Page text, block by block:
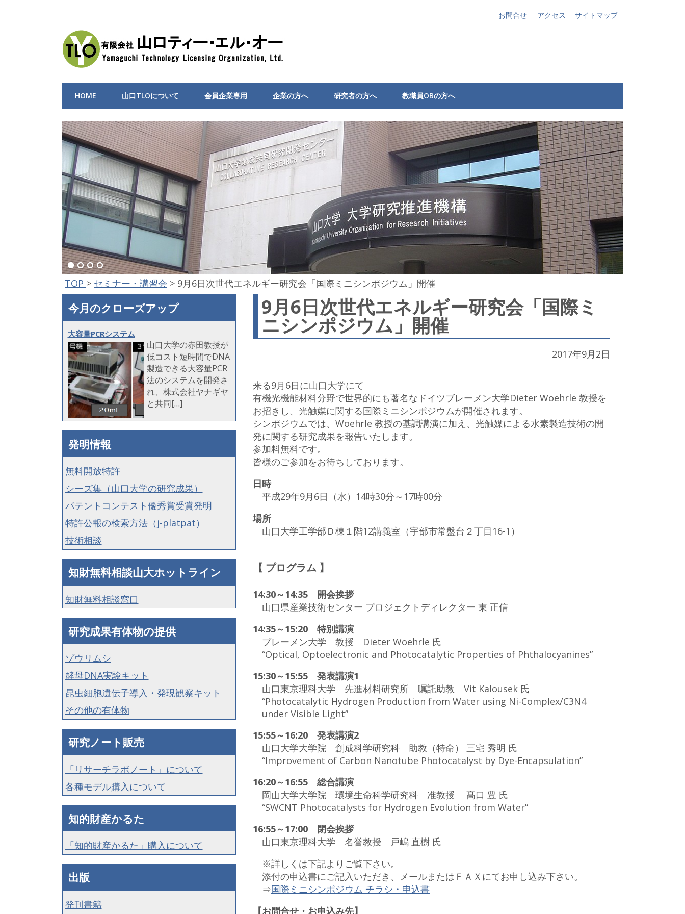
サイトマップ
アクセス
お問合せ
HOME 山口TLOについて 会員企業専用 企業の方へ 研究者の方へ 教職員OBの方へ
TOP > セミナー・講習会 > 9月6日次世代エネルギー研究会「国際ミニシンポジウム」開催
9月6日次世代エネルギー研究会「国際ミ
ニシンポジウム」開催
2017年9月2日
来る9月6日に山口大学にて
有機光機能材料分野で世界的にも著名なドイツブレーメン大学Dieter Woehrle 教授を
お招きし、光触媒に関する国際ミニシンポジウムが開催されます。
シンポジウムでは、Woehrle 教授の基調講演に加え、光触媒による水素製造技術の開
発に関する研究成果を報告いたします。
参加料無料です。
皆様のご参加をお待ちしております。
日時
平成29年9月6日（水）14時30分～17時00分
場所
山口大学工学部Ｄ棟１階12講義室（宇部市常盤台２丁目16-1）
【 プログラム 】
14:30～14:35 開会挨拶
山口県産業技術センター プロジェクトディレクター 東 正信
14:35～15:20 特別講演
ブレーメン大学 教授 Dieter Woehrle 氏
“Optical, Optoelectronic and Photocatalytic Properties of Phthalocyanines”
15:30～15:55 発表講演1
山口東京理科大学 先進材料研究所 嘱託助教 Vit Kalousek 氏
“Photocatalytic Hydrogen Production from Water using Ni-Complex/C3N4
under Visible Light”
15:55～16:20 発表講演2
山口大学大学院 創成科学研究科 助教（特命） 三宅 秀明 氏
“Improvement of Carbon Nanotube Photocatalyst by Dye-Encapsulation”
16:20～16:55 総合講演
岡山大学大学院 環境生命科学研究科 准教授 髙口 豊 氏
“SWCNT Photocatalysts for Hydrogen Evolution from Water”
16:55～17:00 閉会挨拶
山口東京理科大学 名誉教授 戸嶋 直樹 氏
※詳しくは下記よりご覧下さい。
添付の申込書にご記入いただき、メールまたはＦＡＸにてお申し込み下さい。
⇒国際ミニシンポジウム チラシ・申込書
【お問合せ・お申込み先】
今月のクローズアップ
大容量PCRシステム
山口大学の赤田教授が
低コスト短時間でDNA
製造できる大容量PCR
法のシステムを開発さ
れ、株式会社ヤナギヤ
と共同[…]
発明情報
無料開放特許
シーズ集（山口大学の研究成果）
パテントコンテスト優秀賞受賞発明
特許公報の検索方法（j-platpat）
技術相談
知財無料相談山大ホットライン
知財無料相談窓口
研究成果有体物の提供
ゾウリムシ
酵母DNA実験キット
昆虫細胞遺伝子導入・発現観察キット
その他の有体物
研究ノート販売
「リサーチラボノート」について
各種モデル購入について
知的財産かるた
「知的財産かるた」購入について
出版
発刊書籍